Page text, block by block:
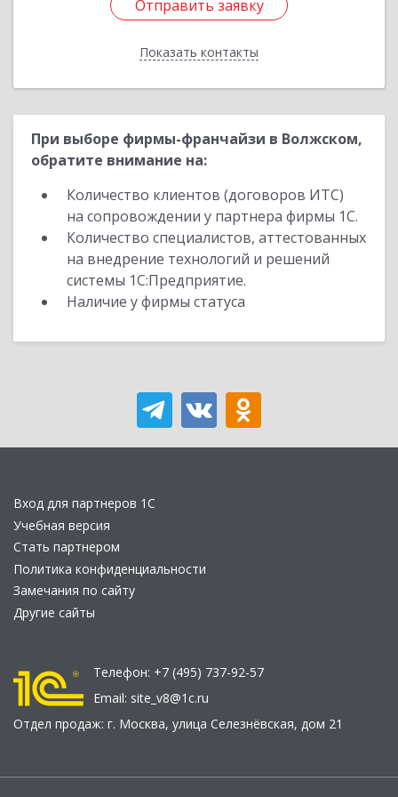
Отправить заявку
Показать контакты
Отправить заявку
Назад
При выборе фирмы-франчайзи в Волжском,
обратите внимание на:
Количество клиентов (договоров ИТС)
на сопровождении у партнера фирмы 1С.
Количество специалистов, аттестованных
на внедрение технологий и решений
системы 1С:Предприятие.
Наличие у фирмы статуса
Вход для партнеров 1С
Учебная версия
Стать партнером
Политика конфиденциальности
Замечания по сайту
Другие сайты
Телефон: +7 (495) 737-92-57
Email: site_v8@1c.ru
Отдел продаж: г. Москва, улица Селезнёвская, дом 21